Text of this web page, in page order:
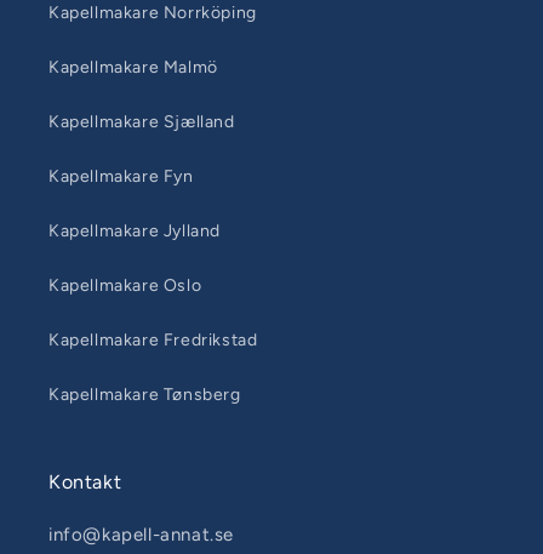
Kapellmakare Norrköping
Kapellmakare Malmö
Kapellmakare Sjælland
Kapellmakare Fyn
Kapellmakare Jylland
Kapellmakare Oslo
Kapellmakare Fredrikstad
Kapellmakare Tønsberg
Kontakt
info@kapell-annat.se